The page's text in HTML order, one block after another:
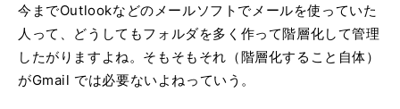
今までOutlookなどのメールソフトでメールを使っていた
人って、どうしてもフォルダを多く作って階層化して管理
したがりますよね。そもそもそれ（階層化すること自体）
がGmail では必要ないよねっていう。